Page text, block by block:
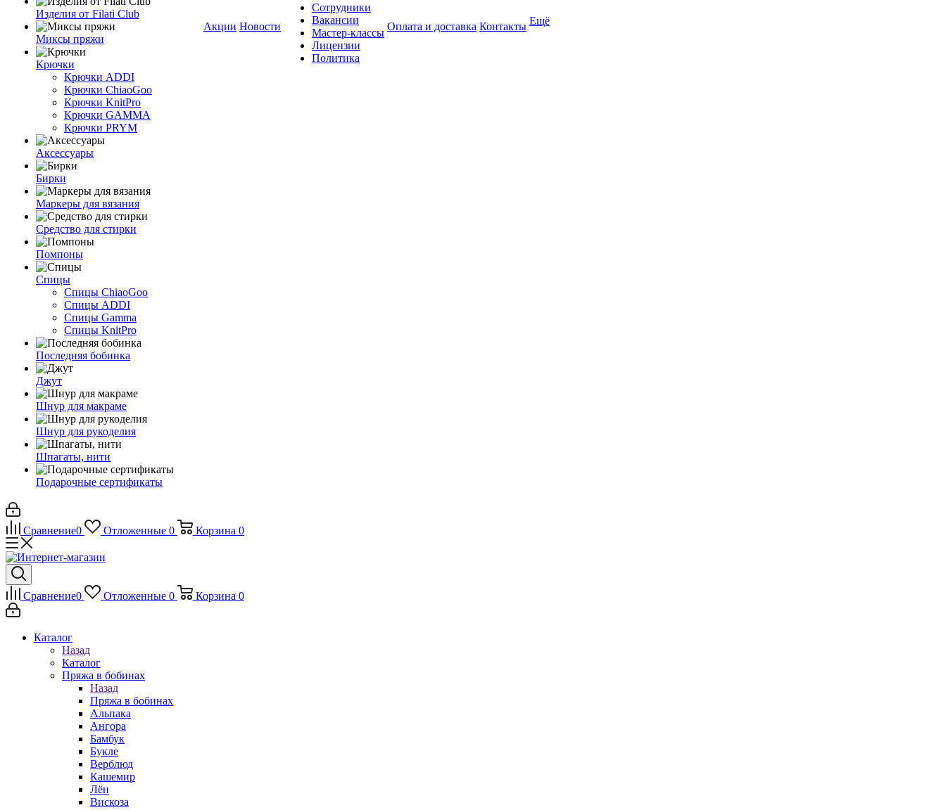
Изделия от Filati Club
Миксы пряжи
Крючки
Крючки ADDI
Крючки ChiaoGoo
Крючки KnitPro
Крючки GAMMA
Крючки PRYM
Аксессуары
Бирки
Маркеры для вязания
Средство для стирки
Помпоны
Спицы
Спицы ChiaoGoo
Спицы ADDI
Спицы Gamma
Спицы KnitPro
Последняя бобинка
Джут
Шнур для макраме
Шнур для рукоделия
Шпагаты, нити
Подарочные сертификаты
Акции Новости
Сотрудники
Вакансии
Мастер-классы
Лицензии
Политика
Оплата и доставка Контакты Ещё
Сравнение0 Отложенные 0 Корзина 0
Сравнение0 Отложенные 0 Корзина 0
Каталог
Назад
Каталог
Пряжа в бобинах
Назад
Пряжа в бобинах
Альпака
Ангора
Бамбук
Букле
Верблюд
Кашемир
Лён
Вискоза